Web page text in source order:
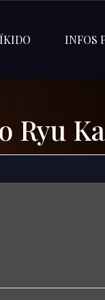
INFOS
Ryu